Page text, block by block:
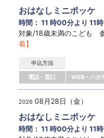
おはなしミニポッケ
時間： 11 時00分より 11
対象/18歳未満のこども
着】
申込方法
電話・窓口
WEB・ハガ
2026 08月28日（金）
おはなしミニポッケ
時間： 11 時00分より 11